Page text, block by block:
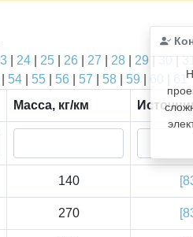
| 24| 25| 26 27 28| 29 | 30 | 31
54 55 56 57 58 59 60
61
Масса, кг/км
140
270